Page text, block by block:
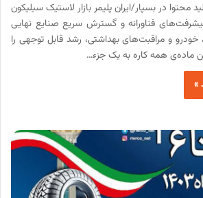
محتوا در بسپار/ایران پلیمر بازار لاستیک سیلیکون
فناورانه و گسترش سریع صنایع نهایی
خودرو و مراقبت‌های بهداشتی، رشد قابل توجهی را
ماده‌ی همه کاره به یک جزء…
»